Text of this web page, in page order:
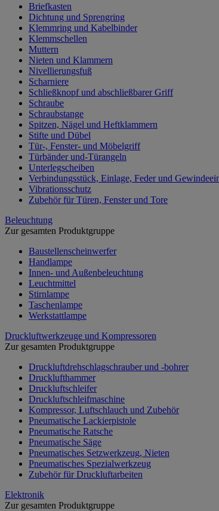
Briefkasten
Dichtung und Sprengring
Klemmring und Kabelbinder
Klemmschellen
Muttern
Nieten und Klammern
Nivellierungsfuß
Scharniere
Schließknopf und abschließbarer Griff
Schraube
Schraubstange
Spitzen, Nägel und Heftklammern
Stifte und Dübel
Tür-, Fenster- und Möbelgriff
Türbänder und-Türangeln
Unterlegscheiben
Verbindungsstück, Einlage, Feder und
Vibrationsschutz
Zubehör für Türen, Fenster und Tore
Beleuchtung
Zur gesamten Produktgruppe
Baustellenscheinwerfer
Handlampe
Innen- und Außenbeleuchtung
Leuchtmittel
Stirnlampe
Taschenlampe
Werkstattlampe
Druckluftwerkzeuge und Kompressoren
Zur gesamten Produktgruppe
Druckluftdrehschlagschrauber und -bohrer
Drucklufthammer
Druckluftschleifer
Druckluftschleifmaschine
Kompressor, Luftschlauch und Zubehör
Pneumatische Lackierpistole
Pneumatische Ratsche
Pneumatische Säge
Pneumatisches Setzwerkzeug, Nieten
Pneumatisches Spezialwerkzeug
Zubehör für Druckluftarbeiten
Elektronik
Zur gesamten Produktgruppe